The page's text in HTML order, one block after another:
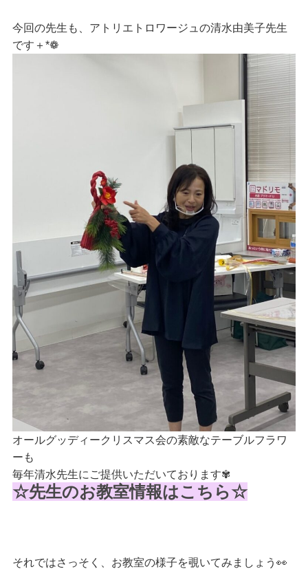
今回の先生も、アトリエトロワージュの清水由美子先生
です＋*❁
オールグッディークリスマス会の素敵なテーブルフラワ
ーも
毎年清水先生にご提供いただいております✾
☆先生のお教室情報はこちら☆
それではさっそく、お教室の様子を覗いてみましょう👀